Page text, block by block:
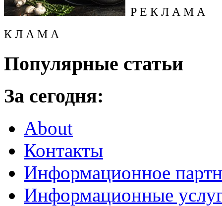
Р Е К Л А М А
К Л А М А
Популярные статьи
За сегодня:
About
Контакты
Информационное
Информационные